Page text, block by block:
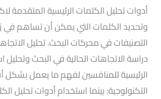
أدوات تحليل الكلمات الرئيسية المتقدمة
وتحديد الكلمات التي يمكن أن تساهم في
التصنيفات في محركات البحث. تحليل
دراسة الاتجاهات الحالية في البحث وتحليل
الرئيسية للمنافسين لفهم ما يعمل بشكل
التكنولوجية: بينما استخدام أدوات تحليل